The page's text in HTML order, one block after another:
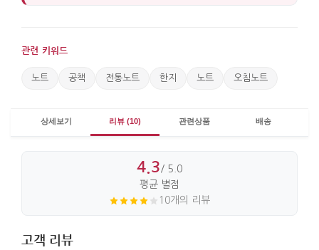
관련 키워드
노트 공책 전통노트 한지 노트 오침노트
상세보기 리뷰 (10) 관련상품 배송
4.3/ 5.0
평균 별점
10개의 리뷰
고객 리뷰